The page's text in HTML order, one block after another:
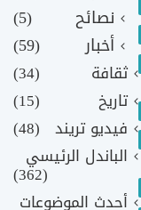
نصائح
(5)
أخبار
(59)
ثقافة
(34)
تاريخ
(15)
فيديو تريند (48)
الباندل الرئيسي
(362)
أحدث الموضوعات